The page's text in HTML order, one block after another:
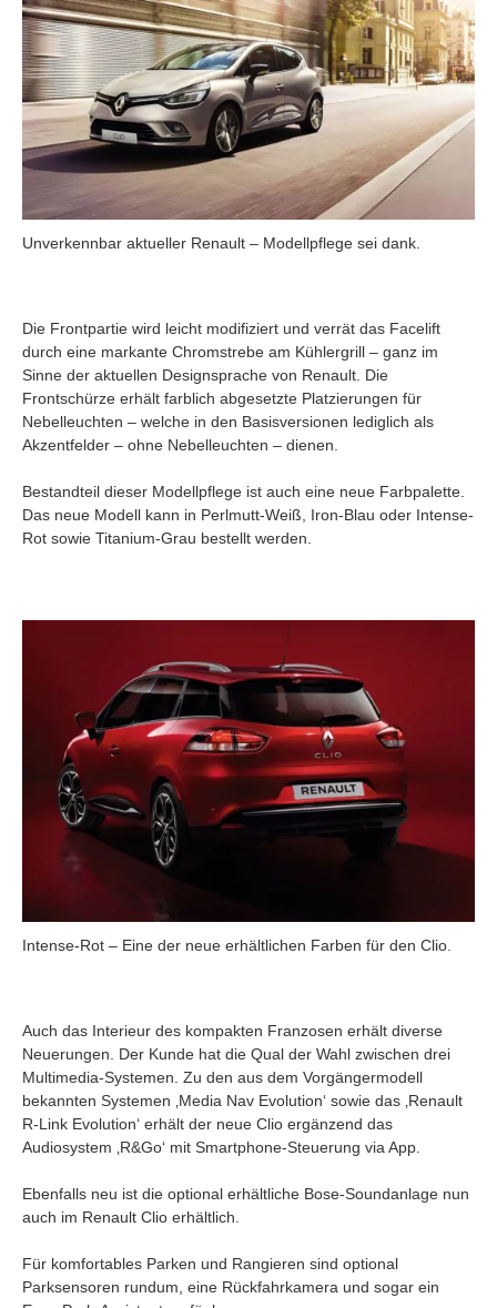
Unverkennbar aktueller Renault – Modellpflege sei dank.
Die Frontpartie wird leicht modifiziert und verrät das Facelift
durch eine markante Chromstrebe am Kühlergrill – ganz im
Sinne der aktuellen Designsprache von Renault. Die
Frontschürze erhält farblich abgesetzte Platzierungen für
Nebelleuchten – welche in den Basisversionen lediglich als
Akzentfelder – ohne Nebelleuchten – dienen.
Bestandteil dieser Modellpflege ist auch eine neue Farbpalette.
Das neue Modell kann in Perlmutt-Weiß, Iron-Blau oder Intense-
Rot sowie Titanium-Grau bestellt werden.
Intense-Rot – Eine der neue erhältlichen Farben für den Clio.
Auch das Interieur des kompakten Franzosen erhält diverse
Neuerungen. Der Kunde hat die Qual der Wahl zwischen drei
Multimedia-Systemen. Zu den aus dem Vorgängermodell
bekannten Systemen ‚Media Nav Evolution‘ sowie das ‚Renault
R-Link Evolution‘ erhält der neue Clio ergänzend das
Audiosystem ‚R&Go‘ mit Smartphone-Steuerung via App.
Ebenfalls neu ist die optional erhältliche Bose-Soundanlage nun
auch im Renault Clio erhältlich.
Für komfortables Parken und Rangieren sind optional
Parksensoren rundum, eine Rückfahrkamera und sogar ein